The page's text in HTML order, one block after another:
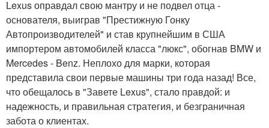
Lexus оправдал свою мантру и не подвел отца -
основателя, выиграв "Престижную Гонку
Автопроизводителей" и став крупнейшим в США
импортером автомобилей класса "люкс", обогнав BMW и
Mercedes - Benz. Неплохо для марки, которая
представила свои первые машины три года назад! Все,
что обещалось в "Завете Lexus", стало правдой: и
надежность, и правильная стратегия, и безграничная
забота о клиентах.